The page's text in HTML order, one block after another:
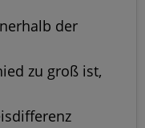
der
zu groß ist,